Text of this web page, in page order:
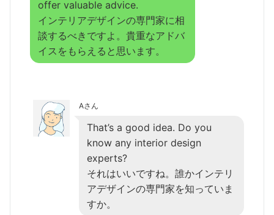
offer valuable advice.
インテリアデザインの専門家に相
談するべきですよ。貴重なアドバ
イスをもらえると思います。
Aさん
That’s a good idea. Do you
know any interior design
experts?
それはいいですね。誰かインテリ
アデザインの専門家を知っていま
すか。